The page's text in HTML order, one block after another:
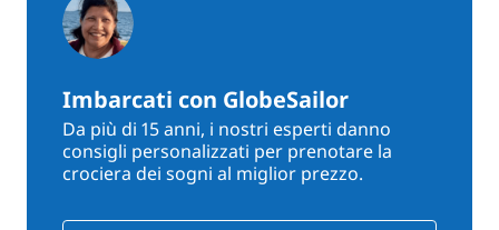
Imbarcati con GlobeSailor
Da più di 15 anni, i nostri esperti danno
consigli personalizzati per prenotare la
crociera dei sogni al miglior prezzo.